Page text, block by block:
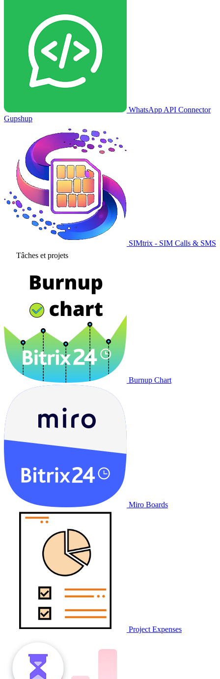
WhatsApp API Connector
Gupshup
SIMtrix - SIM Calls & SMS
Tâches et projets
Burnup Chart
Miro Boards
Project Expenses